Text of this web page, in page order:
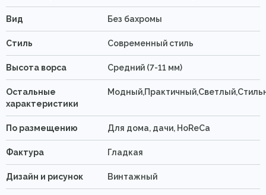
Вид Без бахромы
Стиль Современный стиль
Высота ворса Средний (7-11 мм)
Остальные
характеристики
По размещению Для дома, дачи, HoReCa
Фактура Гладкая
Дизайн и рисунок Винтажный